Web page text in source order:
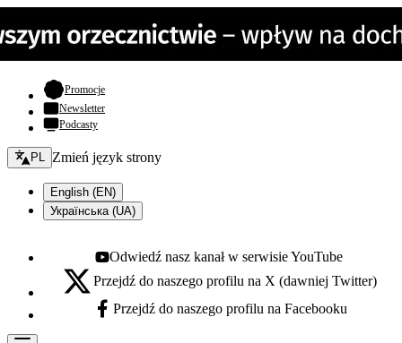
Promocje- otwiera się w nowej karcie
Newsletter
Podcasty
Zmień język - bieżący:
PL Zmień język strony
English (EN)
Українська (UA)
Youtube - otwiera się w nowej karcie
Odwiedź nasz kanał w serwisie YouTube
X - otwiera się w nowej karcie
Przejdź do naszego profilu na X (dawniej Twitter)
Facebook - otwiera się w nowej karcie
Przejdź do naszego profilu na Facebooku